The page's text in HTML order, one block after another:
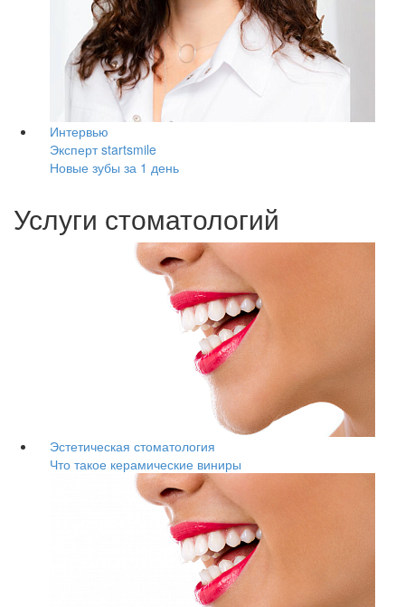
Интервью
Эксперт startsmile
Новые зубы за 1 день
Услуги стоматологий
Эстетическая стоматология
Что такое керамические виниры